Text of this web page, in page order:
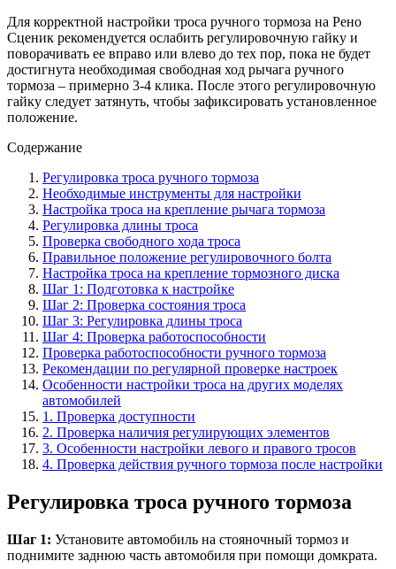
Для корректной настройки троса ручного тормоза на Рено
Сценик рекомендуется ослабить регулировочную гайку и
поворачивать ее вправо или влево до тех пор, пока не будет
достигнута необходимая свободная ход рычага ручного
тормоза – примерно 3-4 клика. После этого регулировочную
гайку следует затянуть, чтобы зафиксировать установленное
положение.
Содержание
Регулировка троса ручного тормоза
Необходимые инструменты для настройки
Настройка троса на крепление рычага тормоза
Регулировка длины троса
Проверка свободного хода троса
Правильное положение регулировочного болта
Настройка троса на крепление тормозного диска
Шаг 1: Подготовка к настройке
Шаг 2: Проверка состояния троса
Шаг 3: Регулировка длины троса
Шаг 4: Проверка работоспособности
Проверка работоспособности ручного тормоза
Рекомендации по регулярной проверке настроек
Особенности настройки троса на других моделях
автомобилей
1. Проверка доступности
2. Проверка наличия регулирующих элементов
3. Особенности настройки левого и правого тросов
4. Проверка действия ручного тормоза после настройки
Регулировка троса ручного тормоза
Шаг 1: Установите автомобиль на стояночный тормоз и
поднимите заднюю часть автомобиля при помощи домкрата.